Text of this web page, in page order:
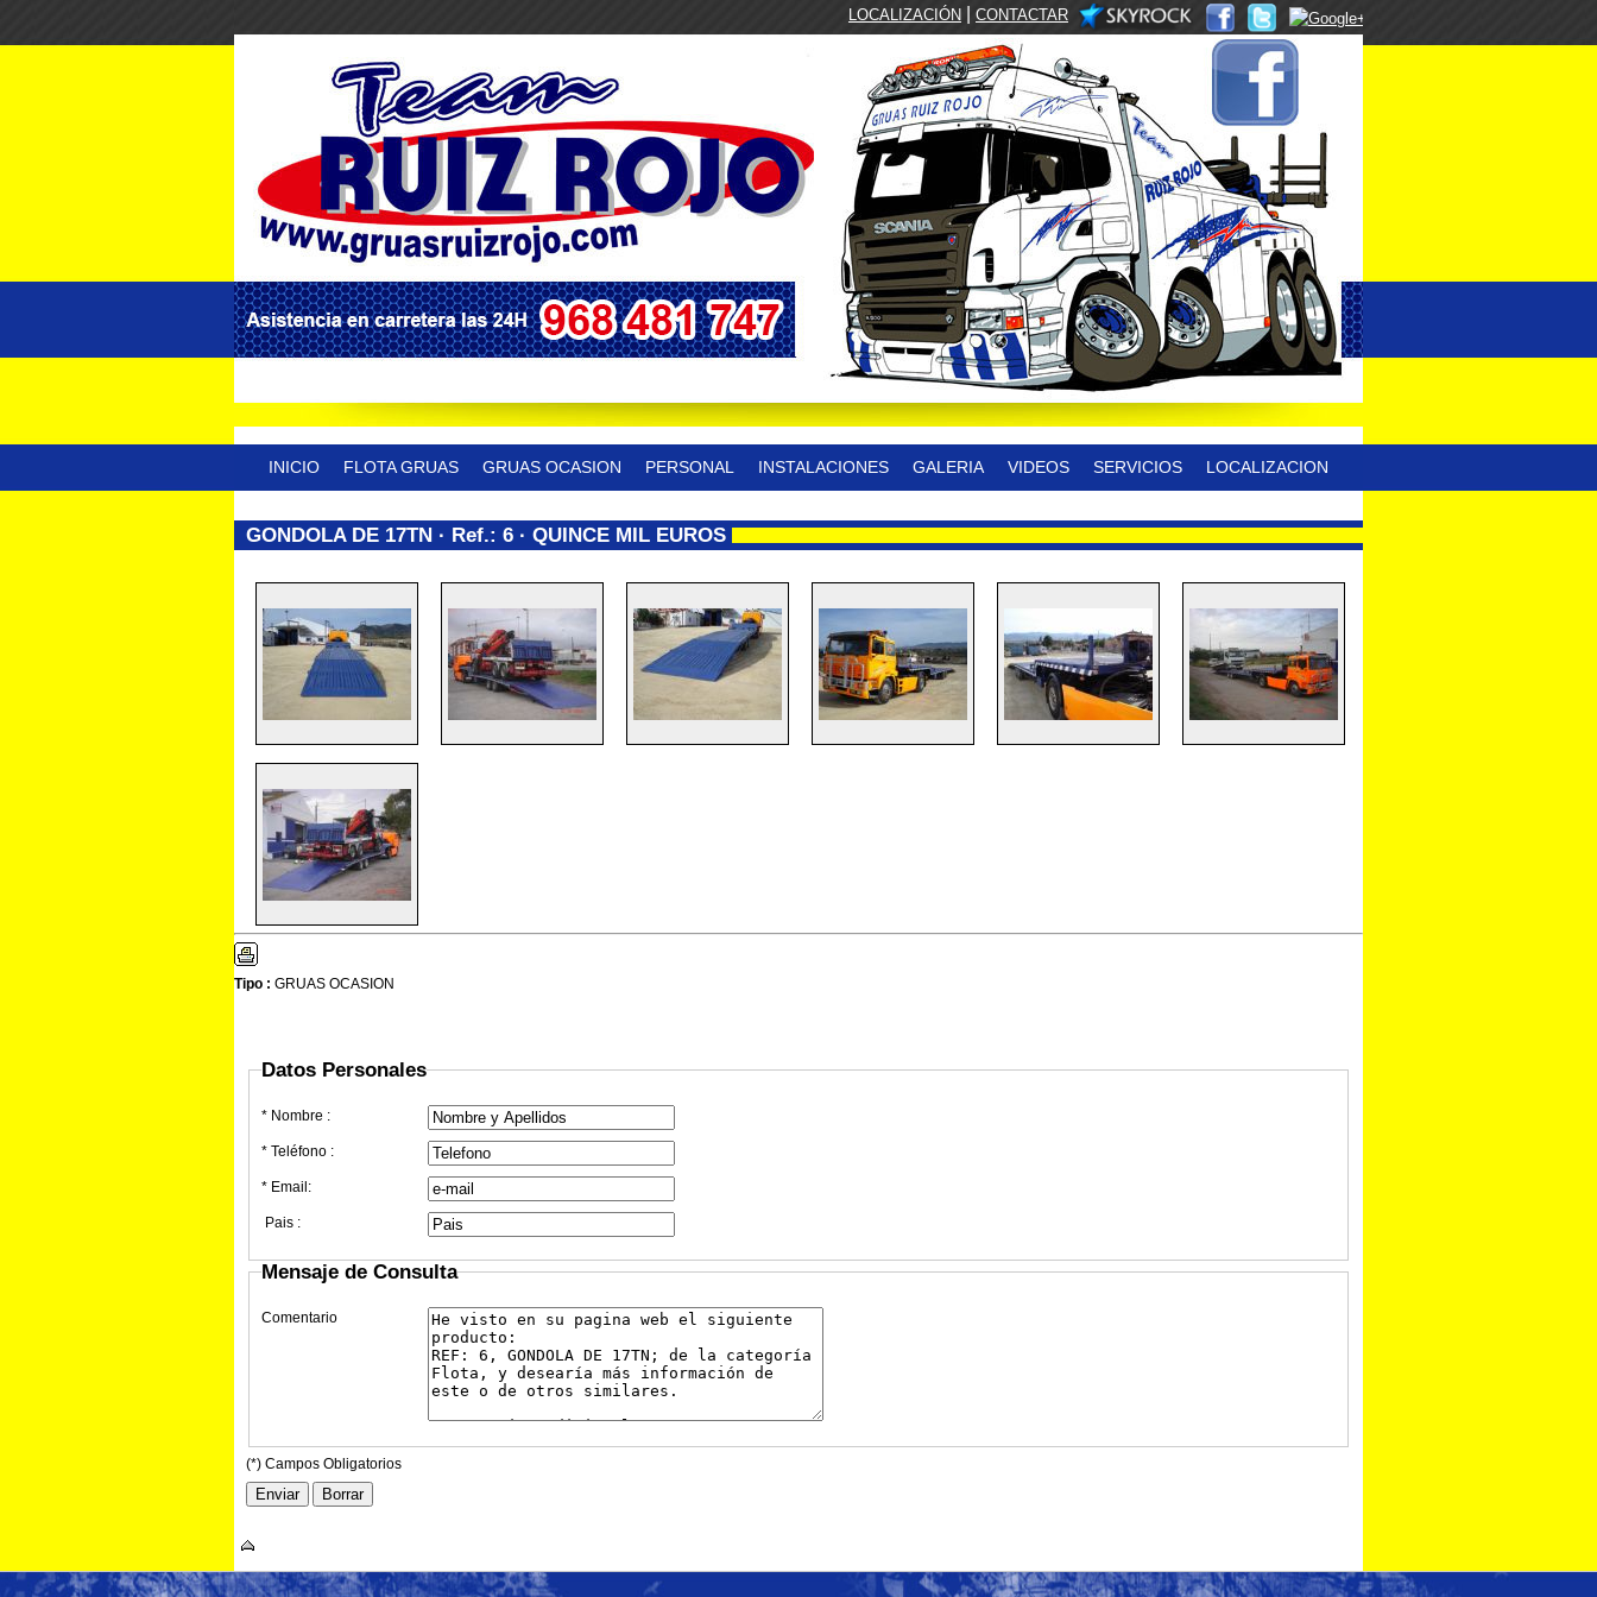
LOCALIZACIÓN CONTACTAR
INICIO FLOTA GRUAS GRUAS OCASION PERSONAL INSTALACIONES GALERIA VIDEOS SERVICIOS LOCALIZACION
GONDOLA DE 17TN · Ref.: 6 · QUINCE MIL EUROS
Tipo : GRUAS OCASION
Datos Personales
* Nombre :
* Teléfono :
* Email:
Pais :
Mensaje de Consulta
Comentario
(*) Campos Obligatorios